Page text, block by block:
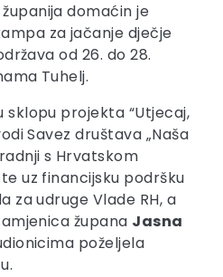
domaćin je
za jačanje dječje
od 26. do 28.
Tuhelj.
sklopu projekta “Utjecaj,
Savez društava „Naša
s Hrvatskom
uz financijsku podršku
za udruge Vlade RH, a
župana Jasna
poželjela